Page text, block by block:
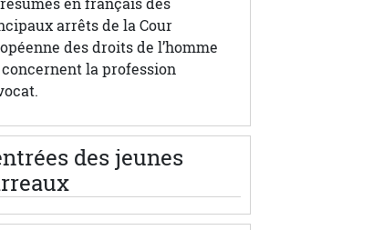
arrêts de la Cour
des droits de l’homme
la profession
des jeunes